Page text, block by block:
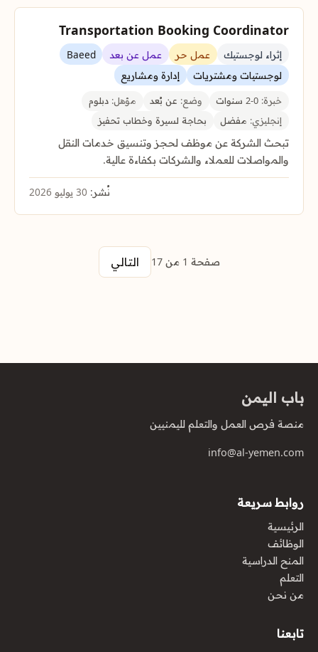
Transportation Booking Coordinator
إثراء لوجستيك عمل حر عمل عن بعد
Baeed
لوجستيات ومشتريات
إدارة ومشاريع
خبرة: وضع: عن بُعد مؤهل: دبلوم
إنجليزي: مفضل بحاجة لسيرة وخطاب تحفيز
تبحث الشركة عن موظف لحجز وتنسيق خدمات النقل
والمواصلات للعملاء والشركات بكفاءة عالية.
نُشر:
صفحة 1 من 17 التالي
باب اليمن
منصة فرص العمل والتعلم لليمنيين
info@al-yemen.com
روابط سريعة
الرئيسية
الوظائف
المنح الدراسية
التعلم
من نحن
تابعنا